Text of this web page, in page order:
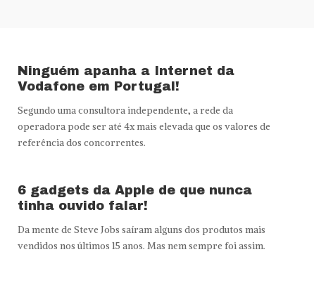
Ninguém apanha a Internet da
Vodafone em Portugal!
Segundo uma consultora independente, a rede da
operadora pode ser até 4x mais elevada que os valores de
referência dos concorrentes.
6 gadgets da Apple de que nunca
tinha ouvido falar!
Da mente de Steve Jobs saíram alguns dos produtos mais
vendidos nos últimos 15 anos. Mas nem sempre foi assim.